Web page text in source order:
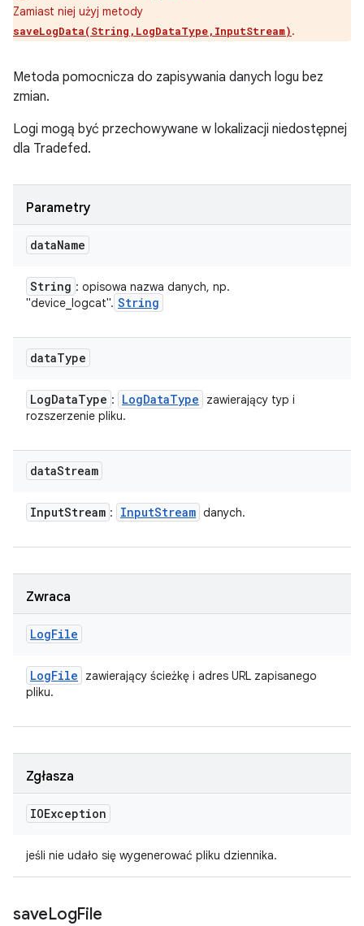
Zamiast niej użyj metody
saveLogData(String,LogDataType,InputStream).
Metoda pomocnicza do zapisywania danych logu bez
zmian.
Logi mogą być przechowywane w lokalizacji niedostępnej
dla Tradefed.
Parametry
dataName
String : opisowa nazwa danych, np.
"device_logcat". String
dataType
LogDataType : LogDataType
zawierający typ i
rozszerzenie pliku.
dataStream
InputStream : InputStream danych.
Zwraca
LogFile
LogFile
zawierający ścieżkę i adres URL zapisanego
pliku.
Zgłasza
IOException
jeśli nie udało się wygenerować pliku dziennika.
saveLogFile